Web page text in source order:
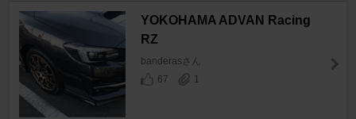
YOKOHAMA ADVAN Racing
RZ
banderasさん
67
1